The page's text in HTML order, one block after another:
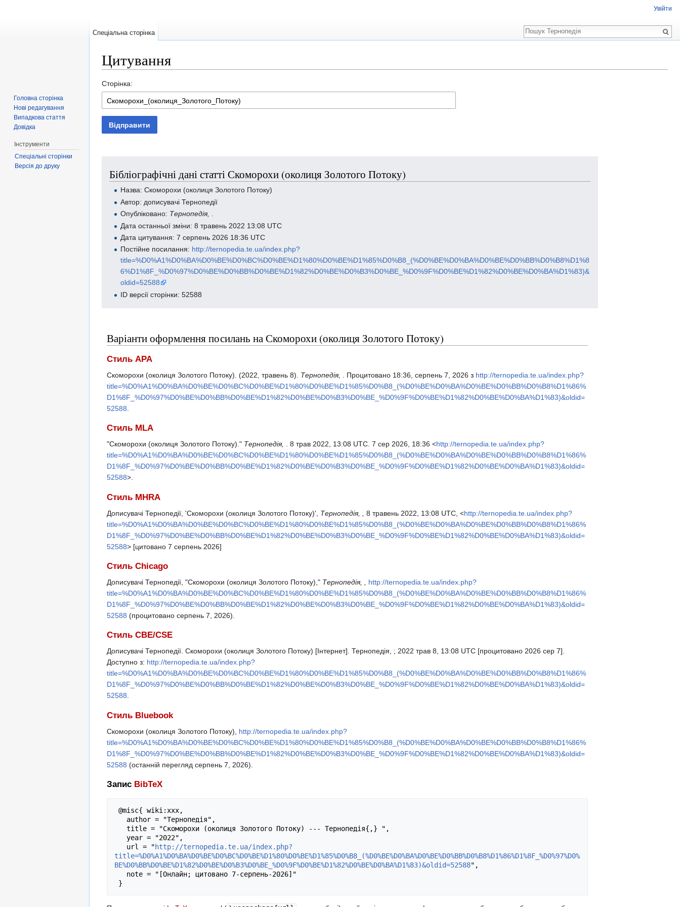
Цитування
Сторінка:
Відправити
Бібліографічні дані статті Скоморохи (околиця Золотого Потоку)
Назва: Скоморохи (околиця Золотого Потоку)
Автор: дописувачі Тернопедії
Опубліковано: Тернопедія, .
Дата останньої зміни: 8 травень 2022 13:08 UTC
Дата цитування: 7 серпень 2026 18:36 UTC
Постійне посилання: http://ternopedia.te.ua/index.php?
title=%D0%A1%D0%BA%D0%BE%D0%BC%D0%BE%D1%80%D0%BE%D1%85%D0%B8_(%D0%BE%D0%BA%D0%BE%D0%BB%D0%B8%D1%8
6%D1%8F_%D0%97%D0%BE%D0%BB%D0%BE%D1%82%D0%BE%D0%B3%D0%BE_%D0%9F%D0%BE%D1%82%D0%BE%D0%BA%D1%83)&
oldid=52588
ID версії сторінки: 52588
Варіанти оформлення посилань на Скоморохи (околиця Золотого Потоку)
Стиль APA
Скоморохи (околиця Золотого Потоку). (2022, травень 8). Тернопедія, . Процитовано 18:36, серпень 7, 2026 з http://ternopedia.te.ua/index.php?
title=%D0%A1%D0%BA%D0%BE%D0%BC%D0%BE%D1%80%D0%BE%D1%85%D0%B8_(%D0%BE%D0%BA%D0%BE%D0%BB%D0%B8%D1%86%
D1%8F_%D0%97%D0%BE%D0%BB%D0%BE%D1%82%D0%BE%D0%B3%D0%BE_%D0%9F%D0%BE%D1%82%D0%BE%D0%BA%D1%83)&oldid=
52588
Стиль MLA
"Скоморохи (околиця Золотого Потоку)." Тернопедія, . 8 трав 2022, 13:08 UTC. 7 сер 2026, 18:36 <http://ternopedia.te.ua/index.php?
title=%D0%A1%D0%BA%D0%BE%D0%BC%D0%BE%D1%80%D0%BE%D1%85%D0%B8_(%D0%BE%D0%BA%D0%BE%D0%BB%D0%B8%D1%86%
D1%8F_%D0%97%D0%BE%D0%BB%D0%BE%D1%82%D0%BE%D0%B3%D0%BE_%D0%9F%D0%BE%D1%82%D0%BE%D0%BA%D1%83)&oldid=
52588>.
Стиль MHRA
Дописувачі Тернопедії, 'Скоморохи (околиця Золотого Потоку)', Тернопедія, , 8 травень 2022, 13:08 UTC, <http://ternopedia.te.ua/index.php?
title=%D0%A1%D0%BA%D0%BE%D0%BC%D0%BE%D1%80%D0%BE%D1%85%D0%B8_(%D0%BE%D0%BA%D0%BE%D0%BB%D0%B8%D1%86%
D1%8F_%D0%97%D0%BE%D0%BB%D0%BE%D1%82%D0%BE%D0%B3%D0%BE_%D0%9F%D0%BE%D1%82%D0%BE%D0%BA%D1%83)&oldid=
52588> [цитовано 7 серпень 2026]
Стиль Chicago
Дописувачі Тернопедії, "Скоморохи (околиця Золотого Потоку)," Тернопедія, ,
http://ternopedia.te.ua/index.php?
title=%D0%A1%D0%BA%D0%BE%D0%BC%D0%BE%D1%80%D0%BE%D1%85%D0%B8_(%D0%BE%D0%BA%D0%BE%D0%BB%D0%B8%D1%86%
D1%8F_%D0%97%D0%BE%D0%BB%D0%BE%D1%82%D0%BE%D0%B3%D0%BE_%D0%9F%D0%BE%D1%82%D0%BE%D0%BA%D1%83)&oldid=
52588 (процитовано серпень 7, 2026).
Стиль CBE/CSE
Дописувачі Тернопедії. Скоморохи (околиця Золотого Потоку) [Інтернет]. Тернопедія, ; 2022 трав 8, 13:08 UTC [процитовано 2026 сер 7].
Доступно з: http://ternopedia.te.ua/index.php?
title=%D0%A1%D0%BA%D0%BE%D0%BC%D0%BE%D1%80%D0%BE%D1%85%D0%B8_(%D0%BE%D0%BA%D0%BE%D0%BB%D0%B8%D1%86%
D1%8F_%D0%97%D0%BE%D0%BB%D0%BE%D1%82%D0%BE%D0%B3%D0%BE_%D0%9F%D0%BE%D1%82%D0%BE%D0%BA%D1%83)&oldid=
52588.
Стиль Bluebook
Скоморохи (околиця Золотого Потоку), http://ternopedia.te.ua/index.php?
title=%D0%A1%D0%BA%D0%BE%D0%BC%D0%BE%D1%80%D0%BE%D1%85%D0%B8_(%D0%BE%D0%BA%D0%BE%D0%BB%D0%B8%D1%86%
D1%8F_%D0%97%D0%BE%D0%BB%D0%BE%D1%82%D0%BE%D0%B3%D0%BE_%D0%9F%D0%BE%D1%82%D0%BE%D0%BA%D1%83)&oldid=
52588 (останній перегляд серпень 7, 2026).
Запис BibTeX
   url = "
http://ternopedia.te.ua/index.php?
title=%D0%A1%D0%BA%D0%BE%D0%BC%D0%BE%D1%80%D0%BE%D1%85%D0%B8_(%D0%BE%D0%BA%D0%BE%D0%BB%D0%B8%D1%86%D1%8F_%D0%97%D0%
BE%D0%BB%D0%BE%D1%82%D0%BE%D0%B3%D0%BE_%D0%9F%D0%BE%D1%82%D0%BE%D0%BA%D1%83)&oldid=52588",
Увійти
Спеціальна сторінка
Пошук
Головна сторінка
Нові редагування
Випадкова стаття
Довідка
Інструменти
Спеціальні сторінки
Версія до друку